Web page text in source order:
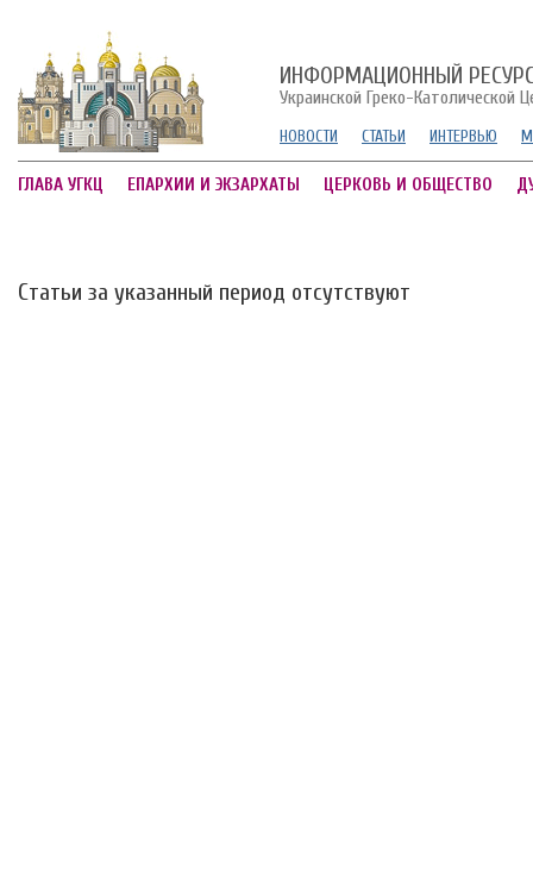
ИНФОРМАЦИОННЫЙ
Украинской Греко-Католической
НОВОСТИ СТАТЬИ ИНТЕРВЬЮ
ГЛАВА УГКЦ ЕПАРХИИ И ЭКЗАРХАТЫ ЦЕРКОВЬ И ОБЩЕСТВО
Статьи за указанный период отсутствуют